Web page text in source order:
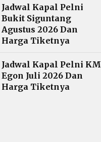
Jadwal Kapal Pelni
Bukit Siguntang
Agustus 2026 Dan
Harga Tiketnya
Jadwal Kapal Pelni KM
Egon Juli 2026 Dan
Harga Tiketnya